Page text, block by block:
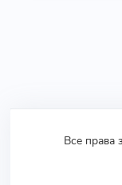
Все